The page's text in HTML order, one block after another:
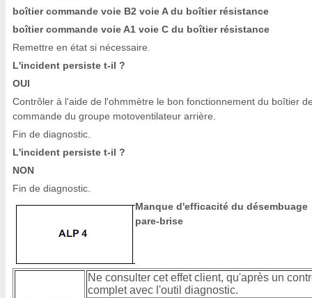
boîtier commande voie B2 voie A du boîtier résistance
boîtier commande voie A1 voie C du boîtier résistance
Remettre en état si nécessaire.
L'incident persiste t-il ?
OUI
Contrôler à l'aide de l'ohmmètre le bon fonctionnement du boîtier
commande du groupe motoventilateur arrière.
Fin de diagnostic.
L'incident persiste t-il ?
NON
Fin de diagnostic.
Manque d'efficacité du désembuage
pare-brise
Ne consulter cet effet client, qu'après un
complet avec l'outil diagnostic.